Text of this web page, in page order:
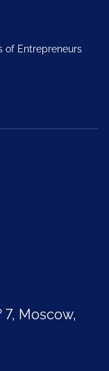
of Entrepreneurs
Moscow,